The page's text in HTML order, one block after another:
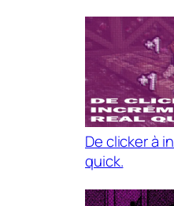
De clicker à
quick.